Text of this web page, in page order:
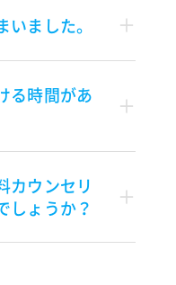
ました。
る時間があ
カウンセリ
しょうか？